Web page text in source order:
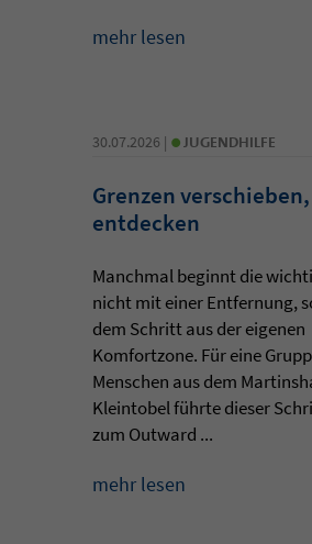
mehr lesen
30.07.2026 | • JUGENDHILFE
Grenzen
entdecken
Manchmal beginnt die
nicht mit einer Entfernung,
dem Schritt aus der eigenen
Komfortzone. Für eine
Menschen aus dem
Kleintobel führte dieser
zum Outward ...
mehr lesen